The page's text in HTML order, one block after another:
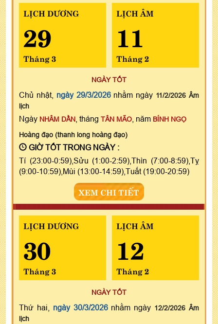
LỊCH DƯƠNG
29
Tháng 3
LỊCH ÂM
11
Tháng 2
NGÀY TỐT
Chủ nhật, ngày 29/3/2026nhằm ngày 11/2/2026 Âm
lịch
Ngày NHÂM DẦN , tháng TÂN MÃO , năm BÍNH NGỌ
Hoàng đạo (thanh long hoàng đạo)
GIỜ TỐT TRONG NGÀY :
Tí (23:00-0:59),Sửu (1:00-2:59),Thìn (7:00-8:59),Tỵ
(9:00-10:59),Mùi (13:00-14:59),Tuất (19:00-20:59)
XEM CHI TIẾT
LỊCH DƯƠNG
30
Tháng 3
LỊCH ÂM
12
Tháng 2
NGÀY TỐT
Thứ hai, ngày 30/3/2026nhằm ngày 12/2/2026 Âm
lịch